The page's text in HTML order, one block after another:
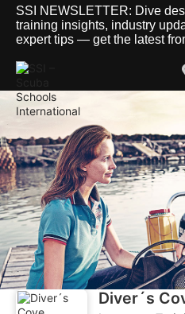
SSI NEWSLETTER: Dive
training insights, industry
expert tips — get the latest
Diver´s